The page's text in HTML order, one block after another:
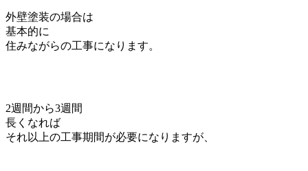
外壁塗装の場合は
基本的に
住みながらの工事になります。
2週間から3週間
長くなれば
それ以上の工事期間が必要になりますが、